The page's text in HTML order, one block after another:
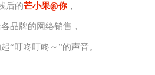
后的芒小果@你，
品牌的网络销售，
“叮咚叮咚～”的声音。